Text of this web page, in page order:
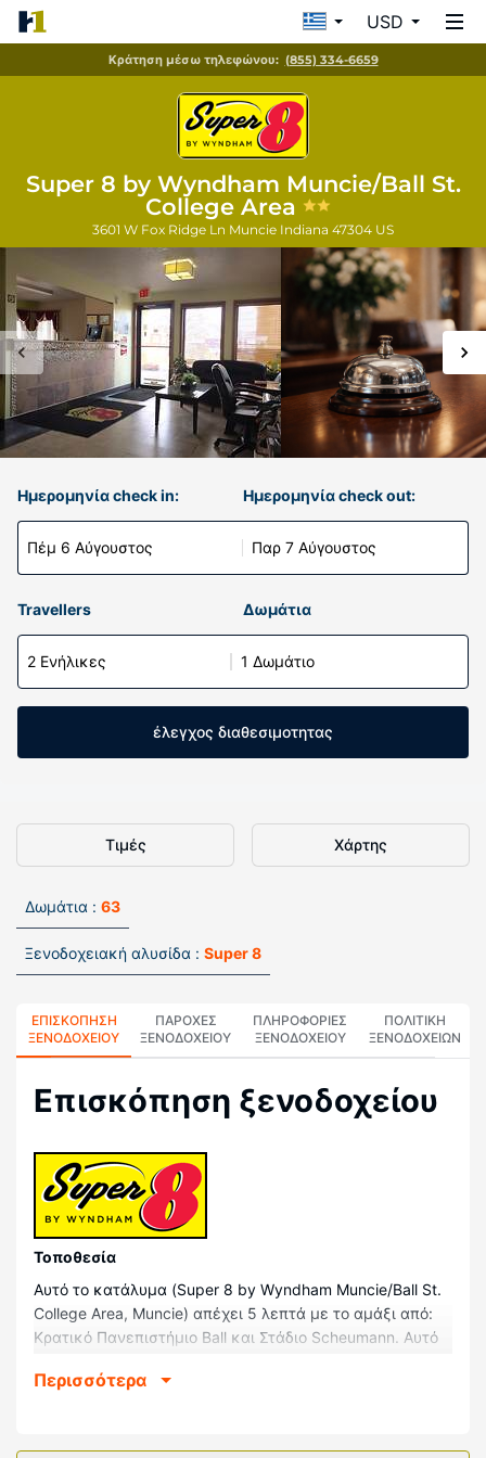
USD
Κράτηση μέσω τηλεφώνου: (855) 334-6659
Super 8 by Wyndham Muncie/Ball St.
College Area
3601 W Fox Ridge Ln Muncie Indiana 47304 US
Ημερομηνία check in:
Πέμ 6 Αύγουστος
Ημερομηνία check out:
Παρ 7 Αύγουστος
Travellers Δωμάτια
2 Ενήλικες 1 Δωμάτιο
έλεγχος διαθεσιμοτητας
Τιμές Χάρτης
Δωμάτια : 63
Ξενοδοχειακή αλυσίδα : Super 8
ΕΠΙΣΚΌΠΗΣΗ
ΞΕΝΟΔΟΧΕΊΟΥ
ΠΑΡΟΧΕΣ
ΞΕΝΟΔΟΧΕΙΟΥ
ΠΛΗΡΟΦΟΡΊΕΣ
ΞΕΝΟΔΟΧΕΊΟΥ
ΠΟΛΙΤΙΚΗ
ΞΕΝΟΔΟΧΕΊΩΝ
Επισκόπηση ξενοδοχείου
Τοποθεσία
Αυτό το κατάλυμα (Super 8 by Wyndham Muncie/Ball St.
College Area, Muncie) απέχει 5 λεπτά με το αμάξι από:
Κρατικό Πανεπιστήμιο Ball και Στάδιο Scheumann. Αυτό
Cardinal Creek και 3,2 χλμ. από: Worthen Αρένα.
Νιώστε σαν στο σπίτι σας σε ένα από τα 63 δωμάτιά
Περισσότερα